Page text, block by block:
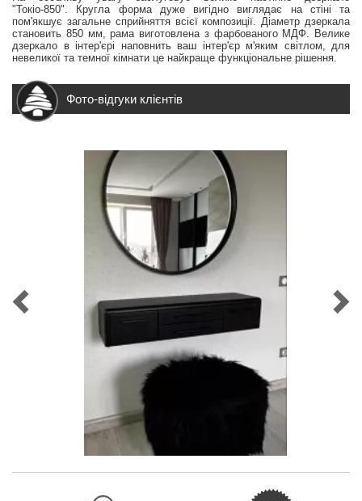
"Токіо-850". Кругла форма дуже вигідно виглядає на стіні та
пом'якшує загальне сприйняття всієї композиції. Діаметр дзеркала
становить 850 мм, рама виготовлена з фарбованого МДФ. Велике
дзеркало в інтер'єрі наповнить ваш інтер'єр м'яким світлом, для
невеликої та темної кімнати це найкраще функціональне рішення.
Фото-відгуки клієнтів